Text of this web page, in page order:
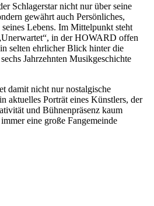
Schlagerstar nicht nur über seine
gewährt auch Persönliches,
Lebens. Im Mittelpunkt steht
in der HOWARD offen
selten ehrlicher Blick hinter die
Jahrzehnten Musikgeschichte
damit nicht nur nostalgische
aktuelles Porträt eines Künstlers, der
und Bühnenpräsenz kaum
eine große Fangemeinde